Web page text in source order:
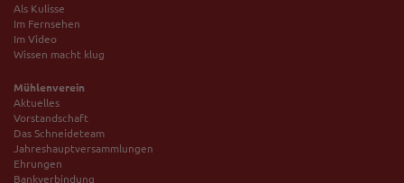
Als Kulisse
Im Fernsehen
Im Video
Wissen macht klug
Mühlenverein
Aktuelles
Vorstandschaft
Das Schneideteam
Jahreshauptversammlungen
Ehrungen
Bankverbindung